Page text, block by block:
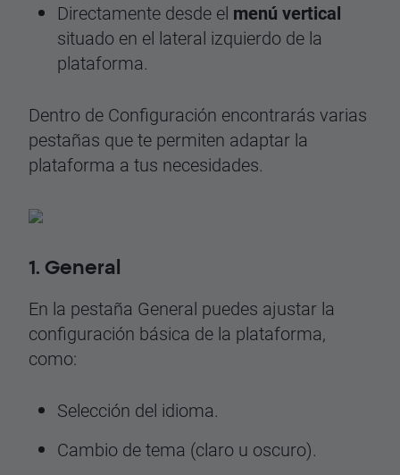
Directamente desde el menú vertical
situado en el lateral izquierdo de la
plataforma.
Dentro de Configuración encontrarás varias
pestañas que te permiten adaptar la
plataforma a tus necesidades.
1. General
En la pestaña General puedes ajustar la
configuración básica de la plataforma,
como:
Selección del idioma.
Cambio de tema (claro u oscuro).